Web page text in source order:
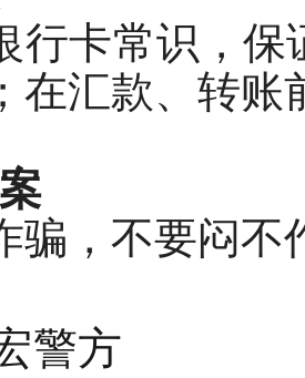
行卡常识，保
在汇款、转账
骗，不要闷不
警方